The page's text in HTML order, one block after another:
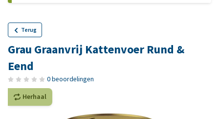
Terug
Grau Graanvrij Kattenvoer Rund &
Eend
0 beoordelingen
Herhaal